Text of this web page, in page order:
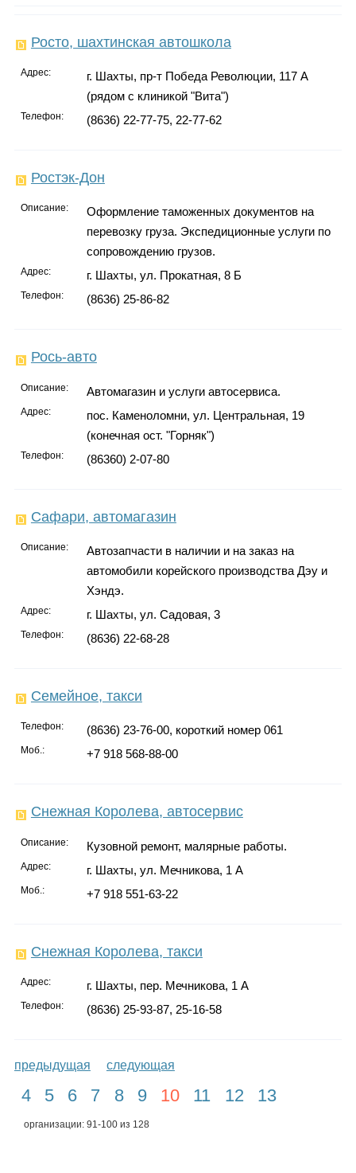
Росто, шахтинская автошкола
Адрес:
г. Шахты, пр-т Победа Революции, 117 А
(рядом с клиникой "Вита")
Телефон: (8636) 22-77-75, 22-77-62
Ростэк-Дон
Описание:
Оформление таможенных документов на
перевозку груза. Экспедиционные услуги по
сопровождению грузов.
Адрес: г. Шахты, ул. Прокатная, 8 Б
Телефон: (8636) 25-86-82
Рось-авто
Описание: Автомагазин и услуги автосервиса.
Адрес:
пос. Каменоломни, ул. Центральная, 19
(конечная ост. "Горняк")
Телефон: (86360) 2-07-80
Сафари, автомагазин
Описание:
Автозапчасти в наличии и на заказ на
автомобили корейского производства Дэу и
Хэндэ.
Адрес: г. Шахты, ул. Садовая, 3
Телефон: (8636) 22-68-28
Семейное, такси
Телефон: (8636) 23-76-00, короткий номер 061
Моб.: +7 918 568-88-00
Снежная Королева, автосервис
Описание: Кузовной ремонт, малярные работы.
Адрес: г. Шахты, ул. Мечникова, 1 А
Моб.: +7 918 551-63-22
Снежная Королева, такси
Адрес: г. Шахты, пер. Мечникова, 1 А
Телефон: (8636) 25-93-87, 25-16-58
предыдущая следующая
4 5 6 7 8 9 10 11 12 13
организации: 91-100 из 128